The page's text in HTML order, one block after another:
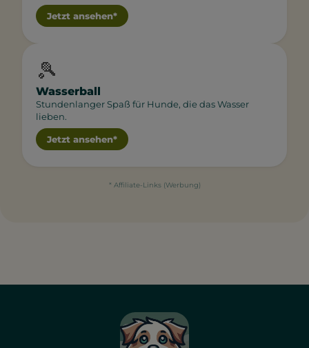
Jetzt ansehen*
🎾
Wasserball
Stundenlanger Spaß für Hunde, die das Wasser
lieben.
Jetzt ansehen*
* Affiliate-Links (Werbung)